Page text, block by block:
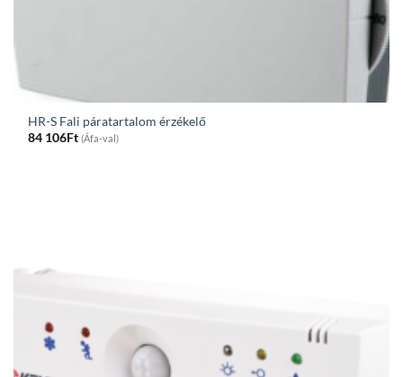
HR-S Fali páratartalom érzékelő
84 106Ft (Áfa-val)